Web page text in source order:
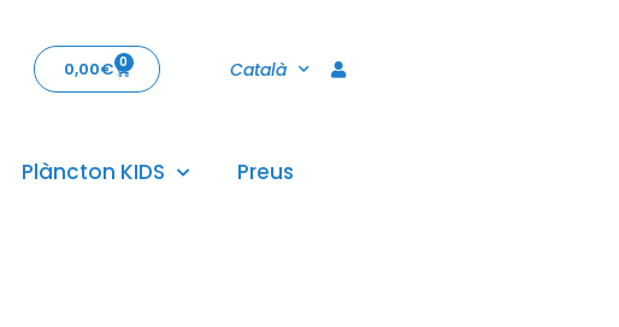
0,00€ 0 Català
Plàncton KIDS Preus